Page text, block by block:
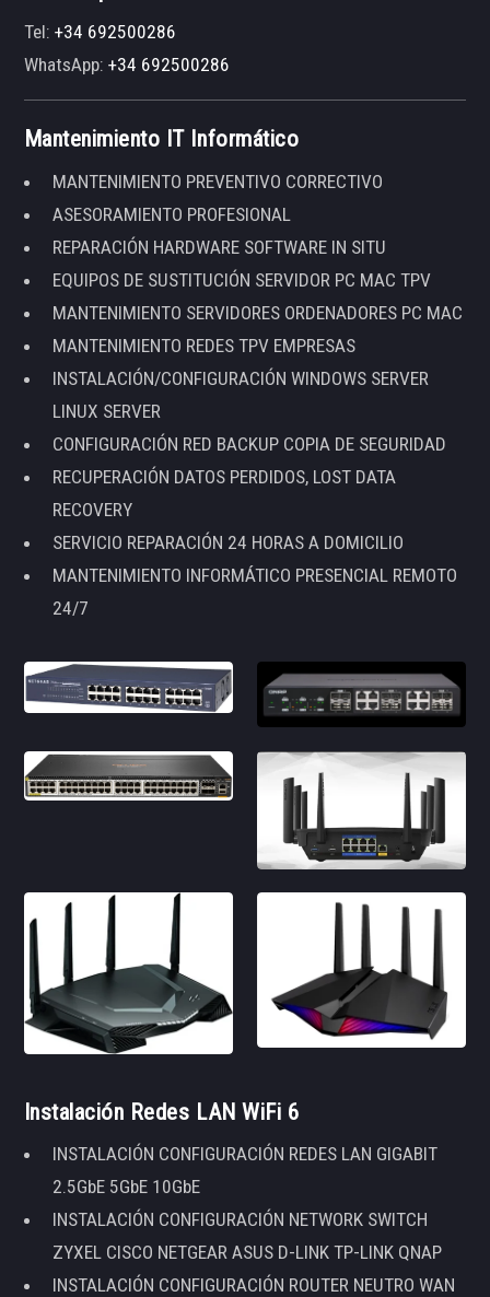
Tel:+34 692500286
WhatsApp:+34 692500286
Mantenimiento IT Informático
MANTENIMIENTO PREVENTIVO CORRECTIVO
ASESORAMIENTO PROFESIONAL
REPARACIÓN HARDWARE SOFTWARE IN SITU
EQUIPOS DE SUSTITUCIÓN SERVIDOR PC MAC TPV
MANTENIMIENTO SERVIDORES ORDENADORES PC MAC
MANTENIMIENTO REDES TPV EMPRESAS
INSTALACIÓN/CONFIGURACIÓN WINDOWS SERVER
LINUX SERVER
CONFIGURACIÓN RED BACKUP COPIA DE SEGURIDAD
RECUPERACIÓN DATOS PERDIDOS, LOST DATA
RECOVERY
SERVICIO REPARACIÓN 24 HORAS A DOMICILIO
MANTENIMIENTO INFORMÁTICO PRESENCIAL REMOTO
24/7
Instalación Redes LAN WiFi 6
INSTALACIÓN CONFIGURACIÓN REDES LAN GIGABIT
2.5GbE 5GbE 10GbE
INSTALACIÓN CONFIGURACIÓN NETWORK SWITCH
ZYXEL CISCO NETGEAR ASUS D-LINK TP-LINK QNAP
INSTALACIÓN CONFIGURACIÓN ROUTER NEUTRO WAN